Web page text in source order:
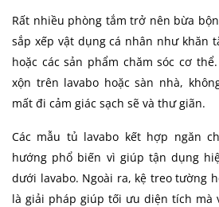
Rất nhiều phòng tắm trở nên bừa
sắp xếp vật dụng cá nhân như khăn
hoặc các sản phẩm chăm sóc cơ
xộn trên lavabo hoặc sàn nhà,
mất đi cảm giác sạch sẽ và thư giãn.
Các mẫu tủ lavabo kết hợp ngăn
hướng phổ biến vì giúp tận dụng
dưới lavabo. Ngoài ra, kệ treo tường
là giải pháp giúp tối ưu diện tích mà